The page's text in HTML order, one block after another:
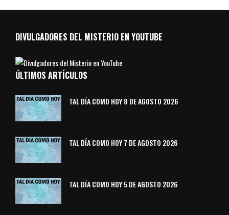
DIVULGADORES DEL MISTERIO EN YOUTUBE
ÚLTIMOS ARTÍCULOS
TAL DÍA COMO HOY 8 DE AGOSTO 2026
TAL DÍA COMO HOY 7 DE AGOSTO 2026
TAL DÍA COMO HOY 5 DE AGOSTO 2026